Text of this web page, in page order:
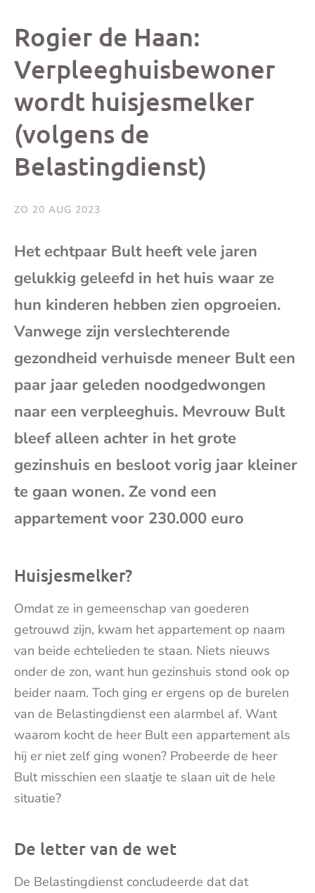
op op
Rogier de Haan:
Verpleeghuisbewoner
wordt huisjesmelker
(volgens de
Belastingdienst)
ZO 20 AUG 2023
Het echtpaar Bult heeft vele jaren
gelukkig geleefd in het huis waar ze
hun kinderen hebben zien opgroeien.
Vanwege zijn verslechterende
gezondheid verhuisde meneer Bult een
paar jaar geleden noodgedwongen
naar een verpleeghuis. Mevrouw Bult
bleef alleen achter in het grote
gezinshuis en besloot vorig jaar kleiner
te gaan wonen. Ze vond een
appartement voor 230.000 euro
Huisjesmelker?
Omdat ze in gemeenschap van goederen
getrouwd zijn, kwam het appartement op naam
van beide echtelieden te staan. Niets nieuws
onder de zon, want hun gezinshuis stond ook op
beider naam. Toch ging er ergens op de burelen
van de Belastingdienst een alarmbel af. Want
waarom kocht de heer Bult een appartement als
hij er niet zelf ging wonen? Probeerde de heer
Bult misschien een slaatje te slaan uit de hele
situatie?
De letter van de wet
De Belastingdienst concludeerde dat dat